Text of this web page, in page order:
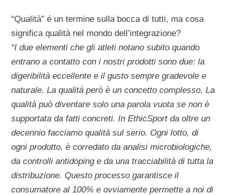
“Qualità” é un termine sulla bocca di tutti, ma cosa
significa qualità nel mondo dell’integrazione?
“I due elementi che gli atleti notano subito quando
entrano a contatto con i nostri prodotti sono due: la
digeribilità eccellente e il gusto sempre gradevole e
naturale. La qualità però è un concetto complesso. La
qualità può diventare solo una parola vuota se non è
supportata da fatti concreti. In EthicSport da oltre un
decennio facciamo qualità sul serio. Ogni lotto, di
ogni prodotto, è corredato da analisi microbiologiche,
da controlli antidoping e da una tracciabilità di tutta la
distribuzione. Questo processo garantisce il
consumatore al 100% e ovviamente permette a noi di